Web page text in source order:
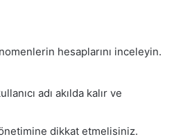
hesaplarını inceleyin.
adı akılda kalır ve
dikkat etmelisiniz.